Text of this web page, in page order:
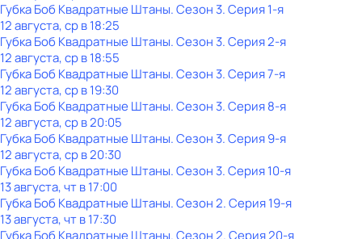
Губка Боб Квадратные Штаны. Сезон 3. Серия 1-я
12 августа, ср в 18:25
Губка Боб Квадратные Штаны. Сезон 3. Серия 2-я
12 августа, ср в 18:55
Губка Боб Квадратные Штаны. Сезон 3. Серия 7-я
12 августа, ср в 19:30
Губка Боб Квадратные Штаны. Сезон 3. Серия 8-я
12 августа, ср в 20:05
Губка Боб Квадратные Штаны. Сезон 3. Серия 9-я
12 августа, ср в 20:30
Губка Боб Квадратные Штаны. Сезон 3. Серия 10-я
13 августа, чт в 17:00
Губка Боб Квадратные Штаны. Сезон 2. Серия 19-я
13 августа, чт в 17:30
Губка Боб Квадратные Штаны. Сезон 2. Серия 20-я